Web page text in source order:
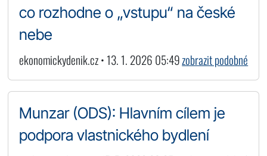
co rozhodne o „vstupu“ na české
nebe
ekonomickydenik.cz • 13. 1. 2026 05:49zobrazit podobné
Munzar (ODS): Hlavním cílem je
podpora vlastnického bydlení